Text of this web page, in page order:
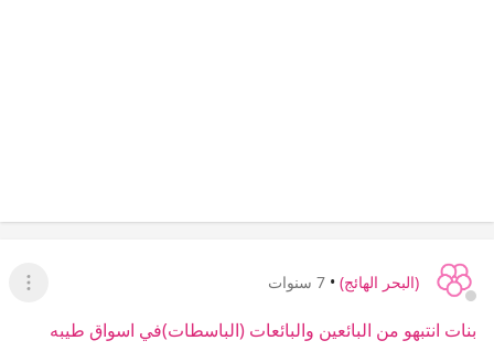
(البحر الهائج) • 7 سنوات
عرض
بنات انتبهو من البائعين والبائعات (الباسطات)في اسواق طيبه